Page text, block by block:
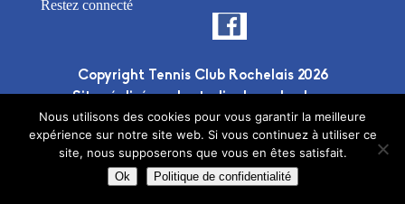
Restez connecté
Copyright Tennis Club Rochelais 2026
Site réalisé par lestudio deuxplusdeux
Nous utilisons des cookies pour vous garantir la meilleure
expérience sur notre site web. Si vous continuez à utiliser ce
site, nous supposerons que vous en êtes satisfait.
Ok Politique de confidentialité